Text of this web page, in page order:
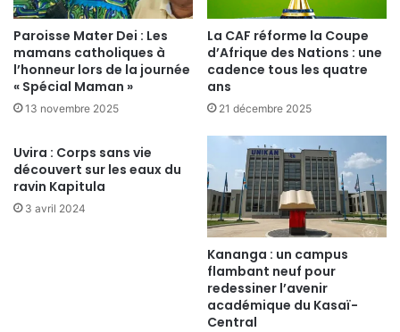
Paroisse Mater Dei : Les
mamans catholiques à
l’honneur lors de la journée
« Spécial Maman »
13 novembre 2025
La CAF réforme la Coupe
d’Afrique des Nations : une
cadence tous les quatre
ans
21 décembre 2025
Uvira : Corps sans vie
découvert sur les eaux du
ravin Kapitula
3 avril 2024
Kananga : un campus
flambant neuf pour
redessiner l’avenir
académique du Kasaï-
Central